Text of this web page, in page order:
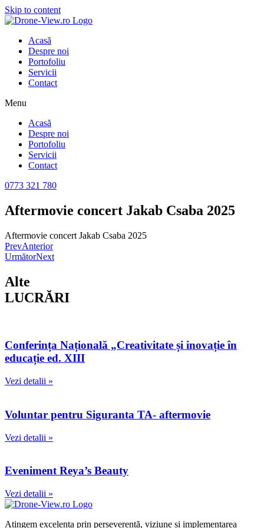
Skip to content
Acasă
Despre noi
Portofoliu
Servicii
Contact
Menu
Acasă
Despre noi
Portofoliu
Servicii
Contact
0773 321 780
Aftermovie concert Jakab Csaba 2025
Aftermovie concert Jakab Csaba 2025
PrevAnterior
UrmătorNext
Alte
LUCRĂRI
Conferința Națională „Creativitate și inovație în
educație ed. XIII
Vezi detalii »
Voluntar pentru Siguranta TA- aftermovie
Vezi detalii »
Eveniment Reya’s Beauty
Vezi detalii »
Atingem excelența prin perseverență, viziune și implementarea